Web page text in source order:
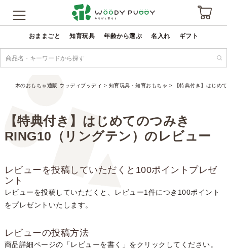
おままごと 知育玩具 年齢から選ぶ 名入れ ギフト
木のおもちゃ通販 ウッディプッディ 知育玩具・知育おもちゃ 【特典付き】はじめ
【特典付き】はじめてのつみき
RING10（リングテン）のレビュー
レビューを投稿していただくと100ポイントプレゼ
ント
レビューを投稿していただくと、レビュー1件につき100ポイント
をプレゼントいたします。
レビューの投稿方法
商品詳細ページの「レビューを書く」をクリックしてください。